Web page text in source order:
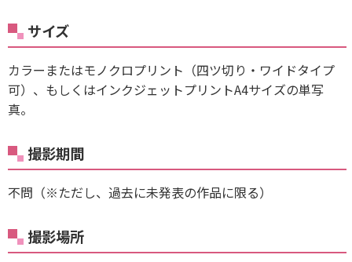
サイズ
カラーまたはモノクロプリント（四ツ切り・ワイドタイプ
可）、もしくはインクジェットプリントA4サイズの単写
真。
撮影期間
不問（※ただし、過去に未発表の作品に限る）
撮影場所